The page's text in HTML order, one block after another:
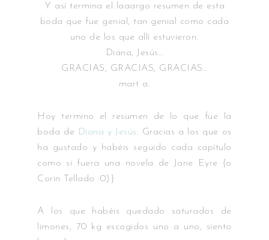
Y así termina el laaargo resumen de esta
boda que fue genial, tan genial como cada
uno de los que allí estuvieron.
Diana, Jesús…
GRACIAS, GRACIAS, GRACIAS…
mart a.
Hoy termino el resumen de lo que fue la
boda de
Diana y Jesús. Gracias a los que os
ha gustado y habéis seguido cada capítulo
como si fuera una novela de Jane Eyre {o
Corin Tellado :0)}
A los que habéis quedado saturados de
limones, 70 kg escogidos uno a uno, siento